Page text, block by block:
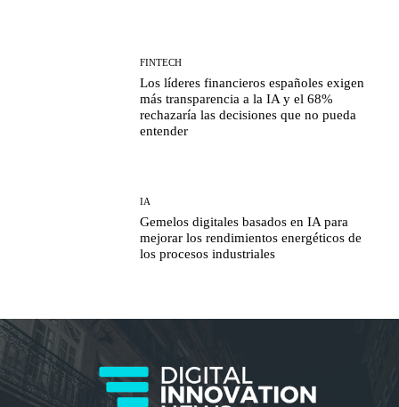
FINTECH
Los líderes financieros españoles exigen
más transparencia a la IA y el 68%
rechazaría las decisiones que no pueda
entender
IA
Gemelos digitales basados en IA para
mejorar los rendimientos energéticos de
los procesos industriales